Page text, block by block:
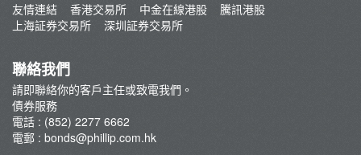
債券教室
債券孳息率計算機
債券融資抽新股(IPO)：債息照收 新股照抽
友情連結
香港交易所 中金在線港股
騰訊港股
上海証券交易所
深圳証券交易所
聯絡我們
請即聯絡你的客戶主任或致電我們。
債券服務
電話 : (852) 2277 6662
電郵 : bonds@phillip.com.hk